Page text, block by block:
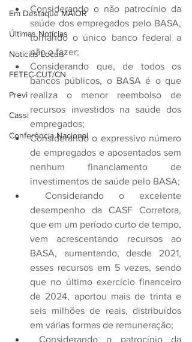
Em Destaque MAIOR
Últimas Notícias
Notícias Locais
FETEC-CUT/CN
Previ
Cassi
Conferência Nacional
Considerando o não patrocínio da
saúde dos empregados pelo BASA,
tornando o único banco federal a
não o fazer;
Considerando que, de todos os
bancos públicos, o BASA é o que
realiza o menor reembolso de
recursos investidos na saúde dos
empregados;
Considerando o expressivo número
de empregados e aposentados sem
nenhum financiamento de
investimentos de saúde pelo BASA;
desempenho da CASF Corretora,
que em um período curto de tempo,
vem acrescentando recursos ao
BASA, aumentando, desde 2021,
esses recursos em 5 vezes, sendo
que no último exercício financeiro
de 2024, aportou mais de trinta e
seis milhões de reais, distribuídos
em várias formas de remuneração;